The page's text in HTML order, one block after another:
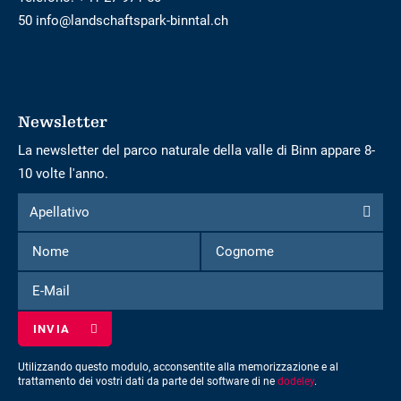
50 info@landschaftspark-binntal.ch
Newsletter
La newsletter del parco naturale della valle di Binn appare 8-
10 volte l'anno.
Modulo
per
iscriversi
alla
newsletter
Apellativo
Apellativo
Nome
Cognome
Mail
Utilizzando questo modulo, acconsentite alla memorizzazione e al
trattamento dei vostri dati da parte del software di ne dodeley.